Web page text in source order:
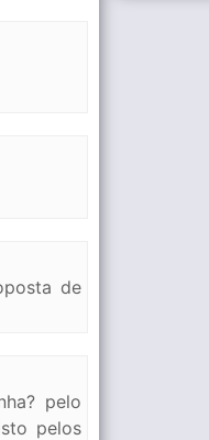
de
pelo
pelos